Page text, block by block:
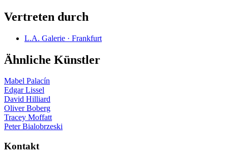
Vertreten durch
L.A. Galerie · Frankfurt
Ähnliche Künstler
Mabel Palacín
Edgar Lissel
David Hilliard
Oliver Boberg
Tracey Moffatt
Peter Bialobrzeski
Kontakt